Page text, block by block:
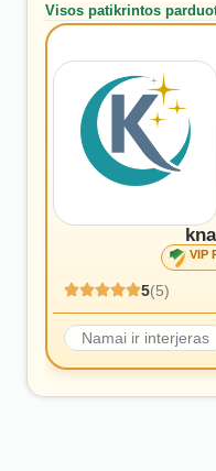
Visos patikrintos
VIP
5(5)
Namai ir interjeras